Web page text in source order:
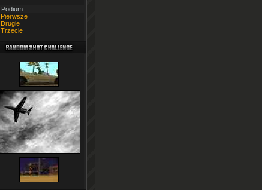
Podium
Pierwsze
Drugie
Trzecie